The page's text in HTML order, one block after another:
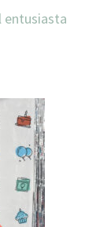
entusiasta